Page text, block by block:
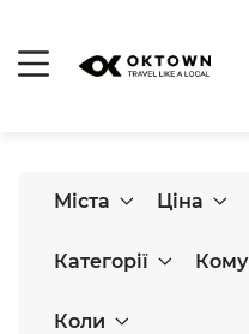
Міста Ціна
Категорії Кому
Коли